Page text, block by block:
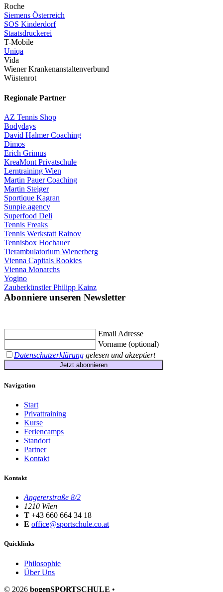
Roche
Siemens Österreich
SOS Kinderdorf
Staatsdruckerei
T-Mobile
Uniqa
Vida
Wiener Krankenanstaltenverbund
Wüstenrot
Regionale Partner
AZ Tennis Shop
Bodydays
David Halmer Coaching
Dimos
Erich Grimus
KreaMont Privatschule
Lerntraining Wien
Martin Pauer Coaching
Martin Steiger
Sportique Kagran
Sunpie.agency
Superfood Deli
Tennis Freaks
Tennis Werkstatt Rainov
Tennisbox Hochauer
Tierambulatorium Wienerberg
Vienna Capitals Rookies
Vienna Monarchs
Yogino
Zauberkünstler Philipp Kainz
Abonniere unseren Newsletter
Email Adresse
Vorname (optional)
Datenschutzerklärung gelesen und akzeptiert
Jetzt abonnieren
Navigation
Start
Privattraining
Kurse
Feriencamps
Standort
Partner
Kontakt
Kontakt
Angererstraße 8/2
1210 Wien
T +43 660 664 34 18
E office@sportschule.co.at
Quicklinks
Philosophie
Über Uns
© 2026 bogenSPORTSCHULE •